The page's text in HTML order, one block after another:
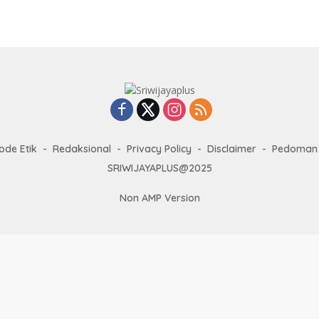
Etik Redaksional Privacy Policy Disclaimer
SRIWIJAYAPLUS@2025
Non AMP Version